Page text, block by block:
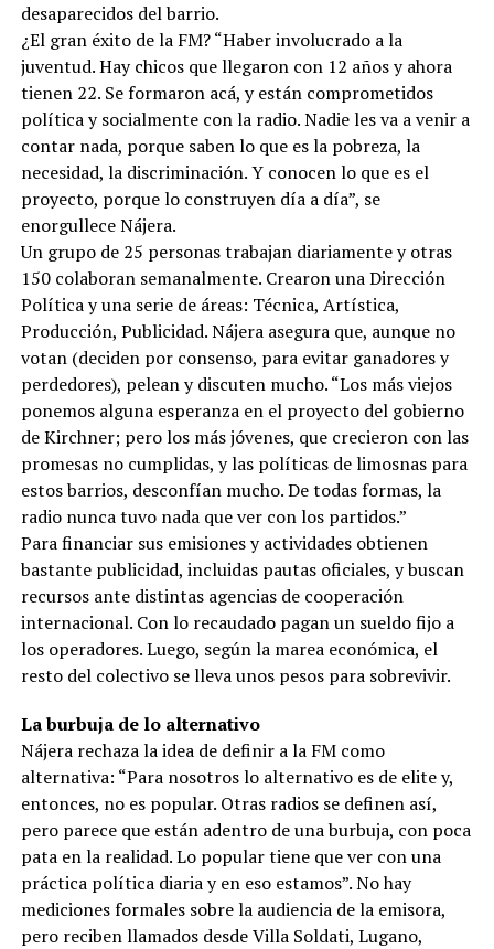
desaparecidos del barrio.
¿El gran éxito de la FM? “Haber involucrado a la
juventud. Hay chicos que llegaron con 12 años y ahora
tienen 22. Se formaron acá, y están comprometidos
política y socialmente con la radio. Nadie les va a venir a
contar nada, porque saben lo que es la pobreza, la
necesidad, la discriminación. Y conocen lo que es el
proyecto, porque lo construyen día a día”, se
enorgullece Nájera.
Un grupo de 25 personas trabajan diariamente y otras
150 colaboran semanalmente. Crearon una Dirección
Política y una serie de áreas: Técnica, Artística,
Producción, Publicidad. Nájera asegura que, aunque no
votan (deciden por consenso, para evitar ganadores y
perdedores), pelean y discuten mucho. “Los más viejos
ponemos alguna esperanza en el proyecto del gobierno
de Kirchner; pero los más jóvenes, que crecieron con las
promesas no cumplidas, y las políticas de limosnas para
estos barrios, desconfían mucho. De todas formas, la
radio nunca tuvo nada que ver con los partidos.”
Para financiar sus emisiones y actividades obtienen
bastante publicidad, incluidas pautas oficiales, y buscan
recursos ante distintas agencias de cooperación
internacional. Con lo recaudado pagan un sueldo fijo a
los operadores. Luego, según la marea económica, el
resto del colectivo se lleva unos pesos para sobrevivir.
La burbuja de lo alternativo
Nájera rechaza la idea de definir a la FM como
alternativa: “Para nosotros lo alternativo es de elite y,
entonces, no es popular. Otras radios se definen así,
pero parece que están adentro de una burbuja, con poca
pata en la realidad. Lo popular tiene que ver con una
práctica política diaria y en eso estamos”. No hay
mediciones formales sobre la audiencia de la emisora,
pero reciben llamados desde Villa Soldati, Lugano,